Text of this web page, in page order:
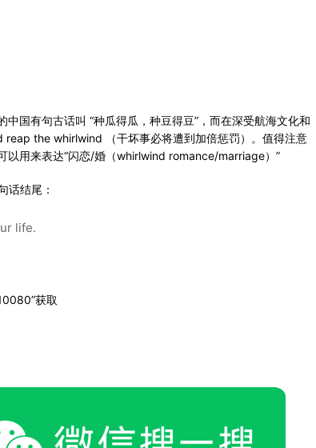
国有句古话叫 “种瓜得瓜，种豆得豆”，而在深受航海文化和
the whirlwind （干坏事必将遭到加倍惩罚）。值得注意
以用来表达“闪恋/婚（whirlwind romance/marriage）”
话结尾：
life.
获取